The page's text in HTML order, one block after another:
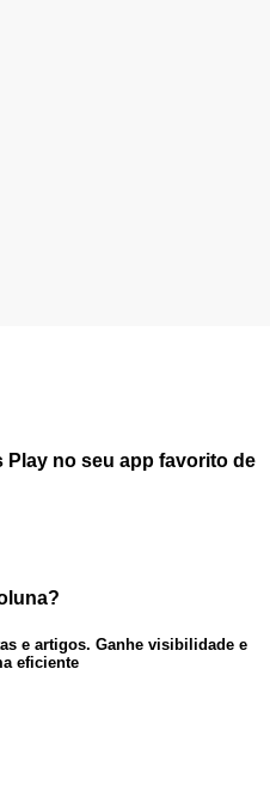
Play no seu app favorito de
e artigos. Ganhe visibilidade e
eficiente